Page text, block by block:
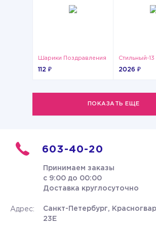
Шарики Поздравления
112 ₽
Стильный-13
2026 ₽
ПОКАЗАТЬ ЕЩЕ
603-40-20
Принимаем заказы
с 9:00 до 00:00
Доставка круглосуточно
Адрес:
Санкт-Петербург,
23Е